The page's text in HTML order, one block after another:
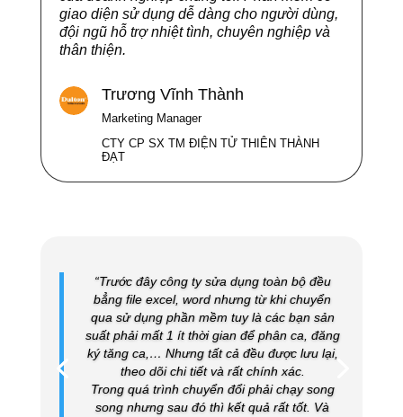
giao diện sử dụng dễ dàng cho người dùng,
đội ngũ hỗ trợ nhiệt tình, chuyên nghiệp và
thân thiện.
Trương Vĩnh Thành
Marketing Manager
CTY CP SX TM ĐIỆN TỬ THIÊN THÀNH
ĐẠT
“Trước đây công ty sửa dụng toàn bộ đều
bẳng file excel, word nhưng từ khi chuyển
qua sử dụng phần mềm tuy là các bạn sản
suất phải mất 1 ít thời gian để phân ca, đăng
ký tăng ca,… Nhưng tất cả đều được lưu lại,
theo dõi chi tiết và rất chính xác.
Trong quá trình chuyển đổi phải chạy song
song nhưng sau đó thì kết quả rất tốt. Và